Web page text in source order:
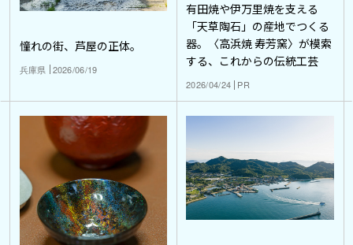
憧れの街、芦屋の正体。
兵庫県 2026/06/19
有田焼や伊万里焼を支える
「天草陶石」の産地でつくる
器。〈高浜焼 寿芳窯〉が模索
する、これからの伝統工芸
2026/04/24 PR